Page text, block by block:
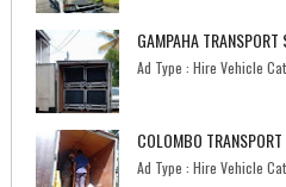
GAMPAHA TRANSPORT
Ad Type : Hire Vehicle
COLOMBO
Ad Type : Hire Vehicle